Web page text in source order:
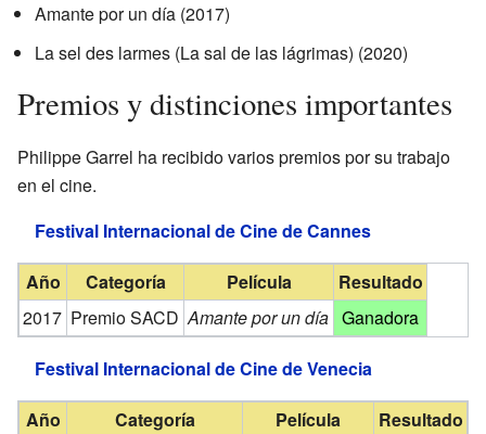
Amante por un día (2017)
La sel des larmes (La sal de las lágrimas) (2020)
Premios y distinciones importantes
Philippe Garrel ha recibido varios premios por su trabajo
en el cine.
Festival Internacional de Cine de Cannes
Año Categoría Película
Resultado
2017 Premio SACD Amante por un día Ganadora
Festival Internacional de Cine de Venecia
Año Categoría Película
Resultado